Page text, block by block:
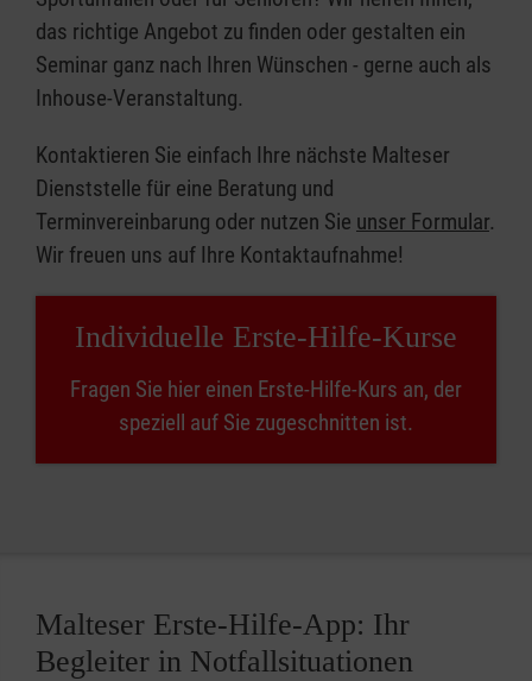
das richtige Angebot zu finden oder gestalten ein
Seminar ganz nach Ihren Wünschen - gerne auch als
Inhouse-Veranstaltung.
Kontaktieren Sie einfach Ihre nächste Malteser
Dienststelle für eine Beratung und
Terminvereinbarung oder nutzen Sie unser Formular.
Wir freuen uns auf Ihre Kontaktaufnahme!
Individuelle Erste-Hilfe-Kurse
Fragen Sie hier einen Erste-Hilfe-Kurs an, der
speziell auf Sie zugeschnitten ist.
Malteser Erste-Hilfe-App: Ihr
Begleiter in Notfallsituationen